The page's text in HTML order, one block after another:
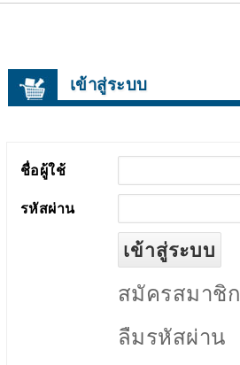
เข้าสู่ระบบ
ชื่อผู้ใช้
รหัสผ่าน
สมัครสมาชิก
ลืมรหัสผ่าน